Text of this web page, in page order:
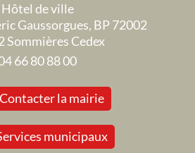
Hôtel de ville
Gaussorgues, BP 72002
Sommières Cedex
66 80 88 00
Contacter la mairie
municipaux